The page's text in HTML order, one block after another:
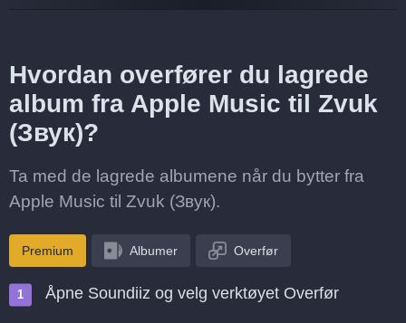
Hvordan overfører du lagrede
album fra Apple Music til Zvuk
(Звук)?
Ta med de lagrede albumene når du bytter fra
Apple Music til Zvuk (Звук).
Premium Albumer Overfør
Åpne Soundiiz og velg verktøyet Overfør